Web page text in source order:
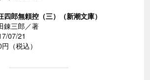
四郎無頼控（三）（新潮文庫）
錬三郎／著
07/21
（税込）